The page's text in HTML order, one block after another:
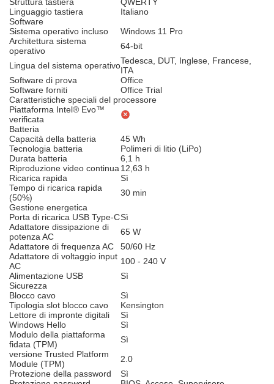
Linguaggio tastiera
Italiano
Software
Sistema operativo incluso
Windows 11 Pro
Architettura sistema
operativo
64-bit
Lingua del sistema operativoTedesca, DUT, Inglese, Francese,
ITA
Software di prova
Office
Software forniti
Office Trial
Caratteristiche speciali del processore
Piattaforma Intel® Evo™
verificata
Batteria
Capacità della batteria
45 Wh
Tecnologia batteria
Polimeri di litio (LiPo)
Durata batteria
6,1 h
Riproduzione video continua 12,63 h
Ricarica rapida
Sì
Tempo di ricarica rapida
(50%)
30 min
Gestione energetica
Porta di ricarica USB Type-CSì
Adattatore dissipazione di
potenza AC
65 W
Adattatore di frequenza AC
50/60 Hz
Adattatore di voltaggio input
AC
100 - 240 V
Alimentazione USB
Sì
Sicurezza
Blocco cavo
Sì
Tipologia slot blocco cavo
Kensington
Lettore di impronte digitali
Sì
Windows Hello
Sì
Modulo della piattaforma
fidata (TPM)
Sì
versione Trusted Platform
Module (TPM)
2.0
Protezione della password
Sì